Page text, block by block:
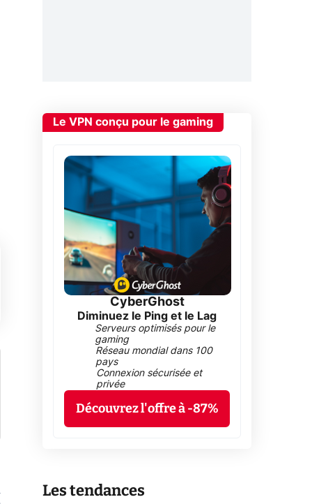
Le VPN conçu pour le gaming
CyberGhost
Diminuez le Ping et le Lag
Serveurs optimisés pour le
gaming
Réseau mondial dans 100
pays
Connexion sécurisée et
privée
Découvrez l'offre à -87%
Les tendances